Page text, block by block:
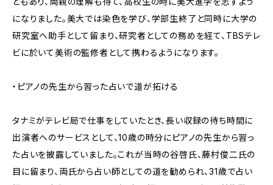
になりました。美大では染色を学び、学部生終了と同時に大学の
研究室へ助手として留まり、研究者としての務めを経て、TBSテレ
ビに於いて美術の監修者として携わるようになります。
・ピアノの先生から習った占いで道が拓ける
タナミがテレビ局で仕事をしていたとき、長い収録の待ち時間に
出演者へのサービスとして、10歳の時分にピアノの先生から習っ
た占いを披露していました。これが当時の谷啓氏、藤村俊二氏の
目に留まり、両氏から占い師としての道を勧められ、31歳で占い